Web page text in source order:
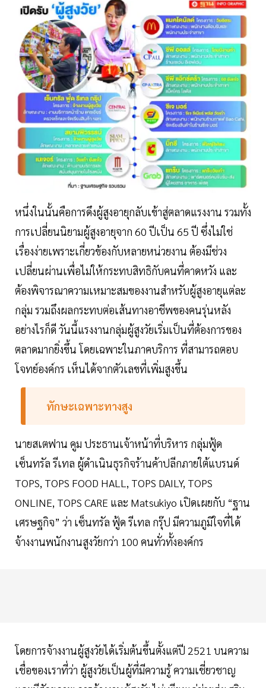
หนึ่งในนั้นคือการดึงผู้สูงอายุกลับเข้าสู่ตลาดแรงงาน รวมทั้ง
การเปลี่ยนนิยามผู้สูงอายุจาก 60 ปีเป็น 65 ปี ซึ่งไม่ใช่
เรื่องง่ายเพราะเกี่ยวข้องกับหลายหน่วยงาน ต้องมีช่วง
เปลี่ยนผ่านเพื่อไม่ให้กระทบสิทธิกับคนที่คาดหวัง และ
ต้องพิจารณาความเหมาะสมของงานสำหรับผู้สูงอายุแต่ละ
กลุ่ม รวมถึงผลกระทบต่อเส้นทางอาชีพของคนรุ่นหลัง
อย่างไรก็ดี วันนี้แรงงานกลุ่มผู้สูงวัยเริ่มเป็นที่ต้องการของ
ตลาดมากยิ่งขึ้น โดยเฉพาะในภาคบริการ ที่สามารถตอบ
โจทย์องค์กร เห็นได้จากตัวเลขที่เพิ่มสูงขึ้น
ทักษะเฉพาะทางสูง
นายสเตฟาน คูม ประธานเจ้าหน้าที่บริหาร กลุ่มฟู้ด
เซ็นทรัล รีเทล ผู้ดำเนินธุรกิจร้านค้าปลีกภายใต้แบรนด์
TOPS, TOPS FOOD HALL, TOPS DAILY, TOPS
ONLINE, TOPS CARE และ Matsukiyo เปิดเผยกับ “ฐาน
เศรษฐกิจ” ว่า เซ็นทรัล ฟู้ด รีเทล กรุ๊ป มีความภูมิใจที่ได้
จ้างงานพนักงานสูงวัยกว่า 100 คนทั่วทั้งองค์กร
โดยการจ้างงานผู้สูงวัยได้เริ่มต้นขึ้นตั้งแต่ปี 2521 บนความ
เชื่อของเราที่ว่า ผู้สูงวัยเป็นผู้ที่มีความรู้ ความเชี่ยวชาญ